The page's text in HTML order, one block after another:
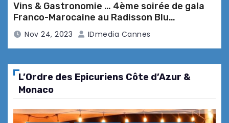
Une institution modernisée …
inauguration de La Maison de Bâcon
Vins & Gastronomie … 4ème soirée de gala
Franco-Marocaine au Radisson Blu
Marrakech Carré Eden*****
Nov 24, 2023 IDmedia Cannes
L’Ordre des Epicuriens Côte d’Azur &
Monaco